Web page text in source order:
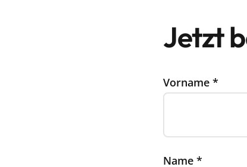
Jetzt
Vorname *
Name *